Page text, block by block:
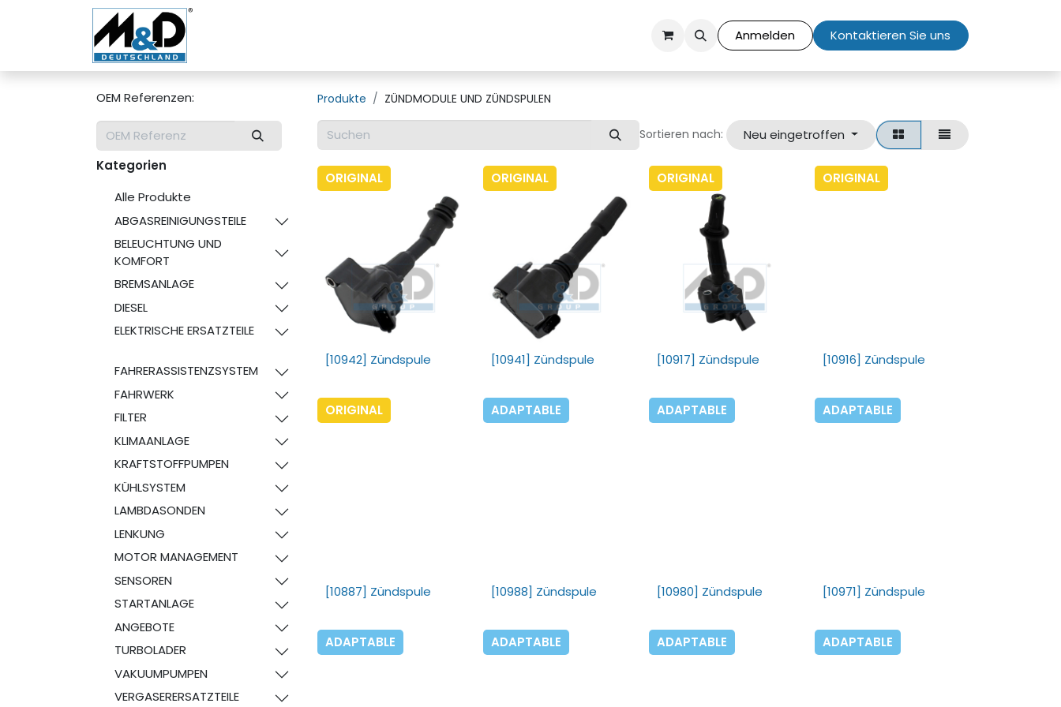
Anmelden Kontaktieren Sie uns
OEM Referenzen:
Kategorien
Alle Produkte
ABGASREINIGUNGSTEILE
BELEUCHTUNG UND
KOMFORT
BREMSANLAGE
DIESEL
ELEKTRISCHE ERSATZTEILE
FAHRERASSISTENZSYSTEM
FAHRWERK
FILTER
KLIMAANLAGE
KRAFTSTOFFPUMPEN
KÜHLSYSTEM
LAMBDASONDEN
LENKUNG
MOTOR MANAGEMENT
SENSOREN
STARTANLAGE
ANGEBOTE
TURBOLADER
VAKUUMPUMPEN
VERGASERERSATZTEILE
Produkte ZÜNDMODULE UND ZÜNDSPULEN
Sortieren nach: Neu eingetroffen
ORIGINAL
[10942] Zündspule
ORIGINAL
[10941] Zündspule
ORIGINAL
[10917] Zündspule
ORIGINAL
[10916] Zündspule
ORIGINAL
[10887] Zündspule
ADAPTABLE
[10988] Zündspule
ADAPTABLE
[10980] Zündspule
ADAPTABLE
[10971] Zündspule
ADAPTABLE ADAPTABLE ADAPTABLE ADAPTABLE